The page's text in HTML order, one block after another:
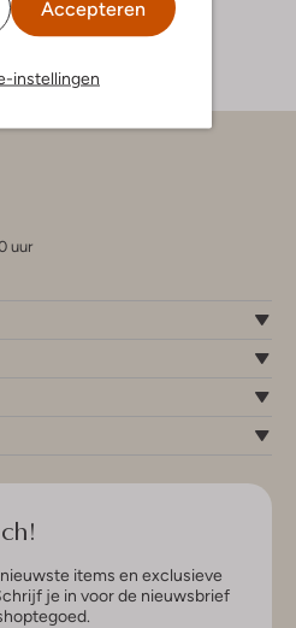
Accepteren
instellingen
uur
items en exclusieve
je in voor de nieuwsbrief